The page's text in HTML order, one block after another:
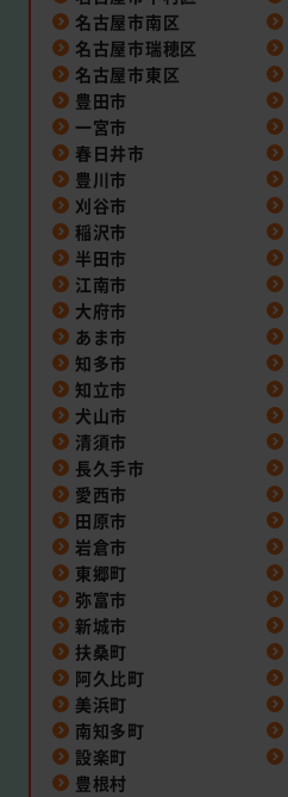
名古屋市南区
名古屋市瑞穂区
名古屋市東区
豊田市
一宮市
春日井市
豊川市
刈谷市
稲沢市
半田市
江南市
大府市
あま市
知多市
知立市
犬山市
清須市
長久手市
愛西市
田原市
岩倉市
東郷町
弥富市
新城市
扶桑町
阿久比町
美浜町
南知多町
設楽町
豊根村